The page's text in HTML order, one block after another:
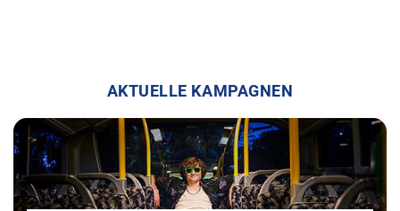
AKTUELLE KAMPAGNEN